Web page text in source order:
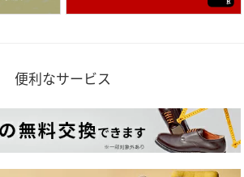
便利なサービス